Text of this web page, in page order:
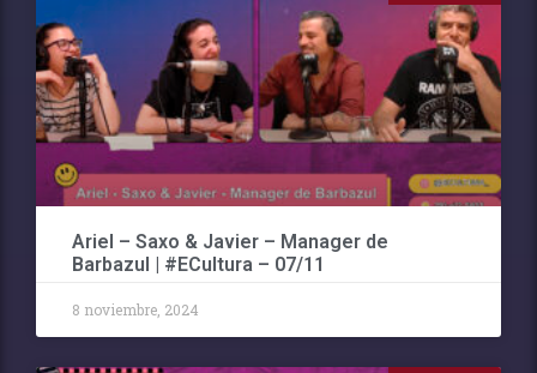
Ariel – Saxo & Javier – Manager de
Barbazul | #ECultura – 07/11
8 noviembre, 2024